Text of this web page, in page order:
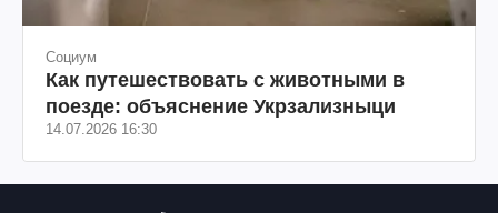
Социум
Как путешествовать с животными в
поезде: объяснение Укрзализныци
14.07.2026 16:30